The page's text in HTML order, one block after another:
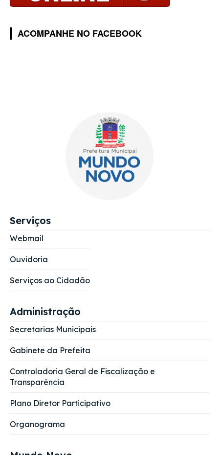
ACOMPANHE NO FACEBOOK
Serviços
Webmail
Ouvidoria
Serviços ao Cidadão
Administração
Secretarias Municipais
Gabinete da Prefeita
Controladoria Geral de Fiscalização e
Transparência
Plano Diretor Participativo
Organograma